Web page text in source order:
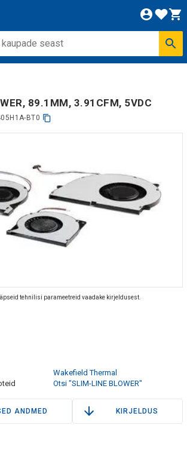
89.1MM, 3.91CFM, 5VDC
BT0
tehnilisi parameetreid vaadake kirjeldusest.
Wakefield Thermal
Otsi "SLIM-LINE BLOWER"
ANDMED KIRJELDUS